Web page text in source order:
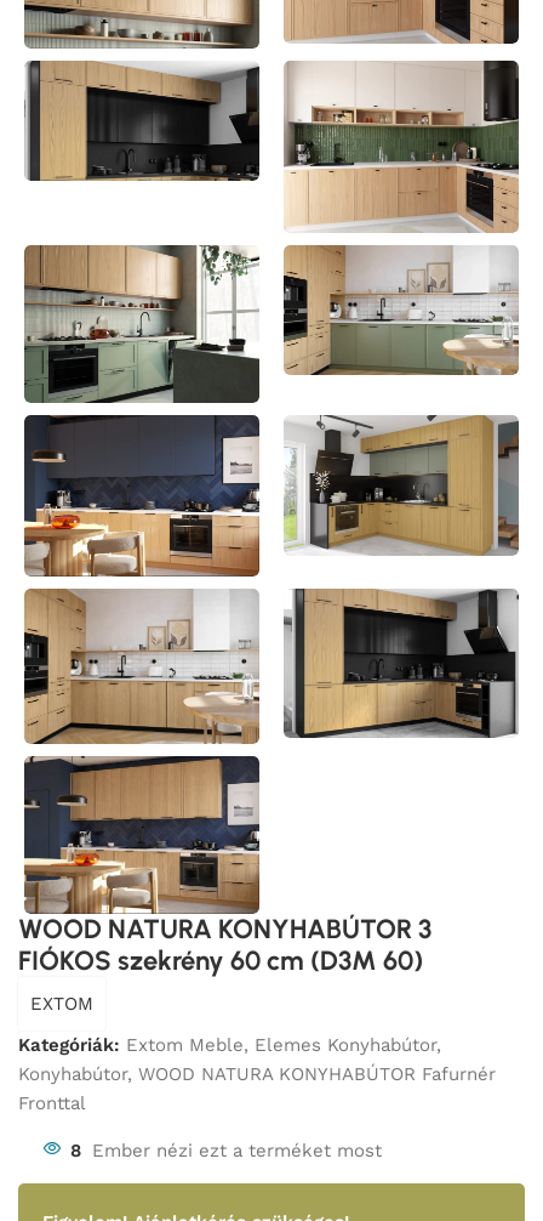
WOOD NATURA KONYHABÚTOR 3
FIÓKOS szekrény 60 cm (D3M 60)
EXTOM
Kategóriák: Extom Meble, Elemes Konyhabútor,
Konyhabútor, WOOD NATURA KONYHABÚTOR Fafurnér
Fronttal
8 Ember nézi ezt a terméket most